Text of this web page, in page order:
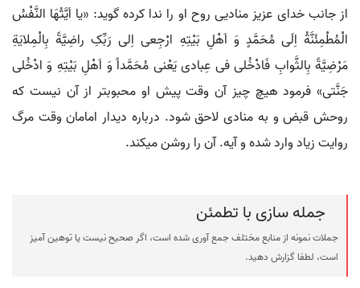
از جانب خدای عزیز منادیی روح او را ندا کرده گوید: «یا اَیَّتُهَا النَّفْسُ
الْمُطْمِئَنَّةُ اِلَی مُحَمَّدٍ وَ اَهْلِ بَیْتِهِ ارْجِعی اِلی رَبِّکِ راضِیَّةً بِالْمِلایَةِ
مَرْضِیَّةً بِالثَّوابِ فَادْخُلی فی عِبادی یَعْنی مُحَمَّداً وَ اَهْلِ بَیْتِهِ وَ ادْخُلی
جَنَّتی» فرمود هیچ چیز آن وقت پیش او محبوب‏تر از آن نیست که
روحش قبض و به منادی لاحق شود. درباره دیدار امامان وقت مرگ
روایت زیاد وارد شده و آیه. آن را روشن می‏کند.
جمله سازی با تطمئن
جملات نمونه از منابع مختلف جمع آوری شده است، اگر صحیح نیست یا توهین آمیز
است، لطفا گزارش دهید.